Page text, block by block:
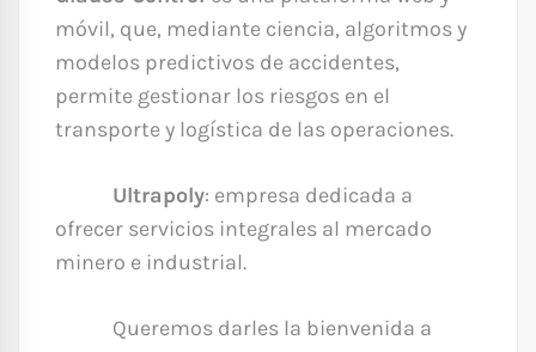
móvil, que, mediante ciencia, algoritmos y
modelos predictivos de accidentes,
permite gestionar los riesgos en el
transporte y logística de las operaciones.
Ultrapoly: empresa dedicada a
ofrecer servicios integrales al mercado
minero e industrial.
Queremos darles la bienvenida a